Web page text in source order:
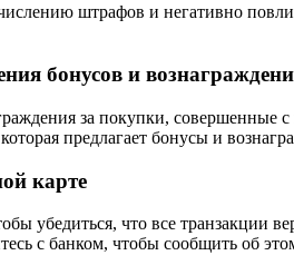
штрафов и негативно
бонусов и
за покупки, совершенные
предлагает бонусы и
карте
убедиться, что все
с банком, чтобы сообщить об